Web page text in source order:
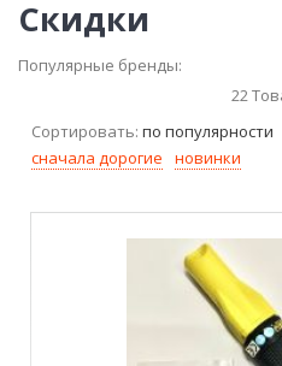
Скидки
Популярные бренды:
22
Сортировать: по популярности
сначала дорогие
новинки